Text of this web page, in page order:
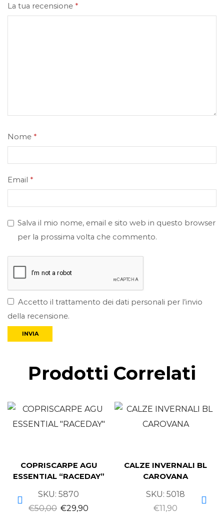
La tua recensione *
Nome *
Email *
Salva il mio nome, email e sito web in questo browser
per la prossima volta che commento.
Accetto il trattamento dei dati personali per l’invio
della recensione.
Prodotti Correlati
COPRISCARPE AGU
ESSENTIAL “RACEDAY”
SKU: 5870
€50,00 €29,90
CALZE INVERNALI BL
CAROVANA
SKU: 5018
€11,90